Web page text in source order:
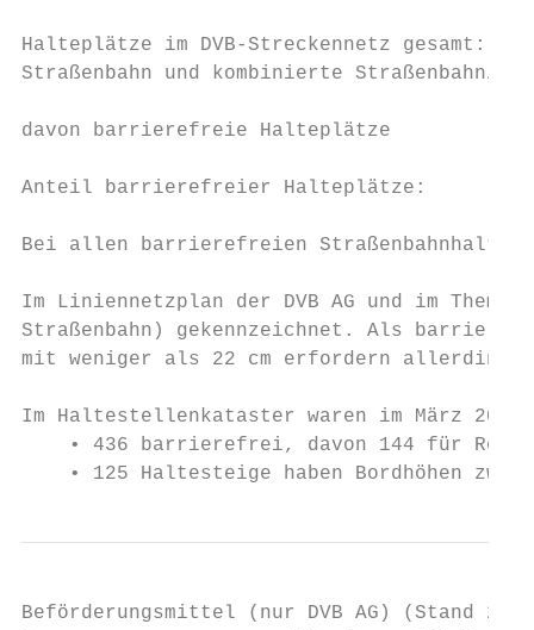
Halteplätze im DVB-Streckennetz gesamt:
Straßenbahn und kombinierte
davon barrierefreie Halteplätze
Anteil barrierefreier Halteplätze:
Bei allen barrierefreien
Im Liniennetzplan der DVB AG und im
Straßenbahn) gekennzeichnet. Als
mit weniger als 22 cm erfordern allerdings
Im Haltestellenkataster waren im März
• 436 barrierefrei, davon 144 für
• 125 Haltesteige haben Bordhöhen
Beförderungsmittel (nur DVB AG) (Stand